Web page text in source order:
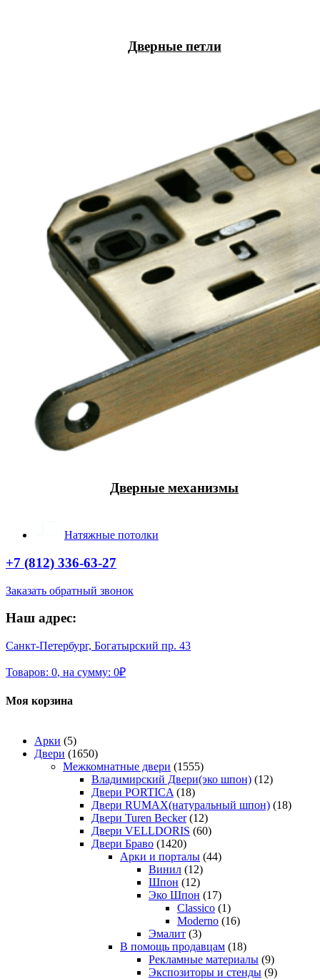
Дверные петли
Дверные механизмы
Натяжные потолки
+7 (812) 336-63-27
Заказать обратный звонок
Наш адрес:
Санкт-Петербург, Богатырский пр. 43
Товаров: 0, на сумму: 0₽
Моя корзина
Арки (5)
Двери (1650)
Межкомнатные двери (1555)
Владимирский Двери(эко шпон) (12)
Двери PORTICA (18)
Двери RUMAX(натуральный шпон) (18)
Двери Turen Becker (12)
Двери VELLDORIS (60)
Двери Браво (1420)
Арки и порталы (44)
Винил (12)
Шпон (12)
Эко Шпон (17)
Classico (1)
Moderno (16)
Эмалит (3)
В помощь продавцам (18)
Рекламные материалы (9)
Экспозиторы и стенды (9)